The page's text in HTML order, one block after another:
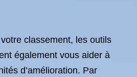
classement, les outils
également vous aider à
d’amélioration. Par